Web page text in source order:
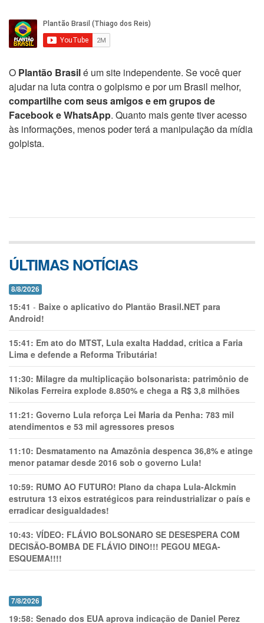
O Plantão Brasilé um site independente. Se você quer
ajudar na luta contra o golpismo e por um Brasil melhor,
compartilhe com seus amigos e em grupos de
Facebook e WhatsApp. Quanto mais gente tiver acesso
às informações, menos poder terá a manipulação da mídia
golpista.
ÚLTIMAS NOTÍCIAS
8/8/2026
15:41 - Baixe o aplicativo do Plantão Brasil.NET para
Android!
15:41: Em ato do MTST, Lula exalta Haddad, critica a Faria
Lima e defende a Reforma Tributária!
11:30: Milagre da multiplicação bolsonarista: patrimônio de
Nikolas Ferreira explode 8.850% e chega a R$ 3,8 milhões
11:21: Governo Lula reforça Lei Maria da Penha: 783 mil
atendimentos e 53 mil agressores presos
11:10: Desmatamento na Amazônia despenca 36,8% e atinge
menor patamar desde 2016 sob o governo Lula!
10:59: RUMO AO FUTURO! Plano da chapa Lula-Alckmin
estrutura 13 eixos estratégicos para reindustrializar o país e
erradicar desigualdades!
10:43: VÍDEO: FLÁVIO BOLSONARO SE DESESPERA COM
DECISÃO-BOMBA DE FLÁVIO DINO!!! PEGOU MEGA-
ESQUEMA!!!!
7/8/2026
19:58: Senado dos EUA aprova indicação de Daniel Perez